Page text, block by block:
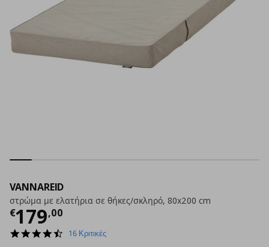
VANNAREID
στρώμα με ελατήρια σε θήκες/σκληρό, 80x200 cm
€179,00
Τρέχουσα τιμή
4.3
16 Κριτικές